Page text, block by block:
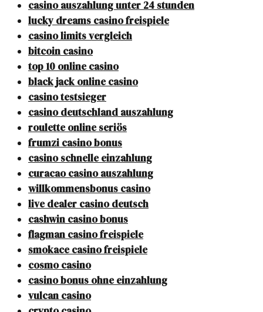
casino auszahlung unter 24 stunden
lucky dreams casino freispiele
casino limits vergleich
bitcoin casino
top 10 online casino
black jack online casino
casino testsieger
casino deutschland auszahlung
roulette online seriös
frumzi casino bonus
casino schnelle einzahlung
curacao casino auszahlung
willkommensbonus casino
live dealer casino deutsch
cashwin casino bonus
flagman casino freispiele
smokace casino freispiele
cosmo casino
casino bonus ohne einzahlung
vulcan casino